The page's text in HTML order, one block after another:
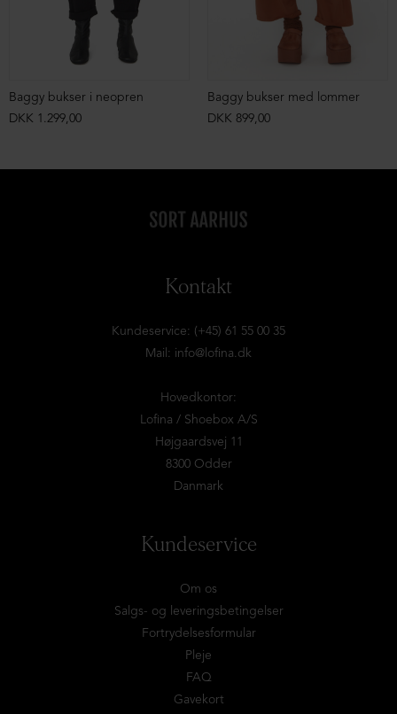
Baggy bukser i neopren
DKK 1.299,00
Baggy bukser med lommer
DKK 899,00
Kontakt
Kundeservice: (+45) 61 55 00 35
Mail: info@lofina.dk
Hovedkontor:
Lofina / Shoebox A/S
Højgaardsvej 11
8300 Odder
Danmark
Kundeservice
Om os
Salgs- og leveringsbetingelser
Fortrydelsesformular
Pleje
FAQ
Gavekort